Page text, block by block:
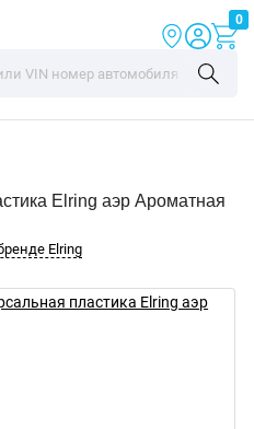
0
Elring аэр Ароматная
Elring